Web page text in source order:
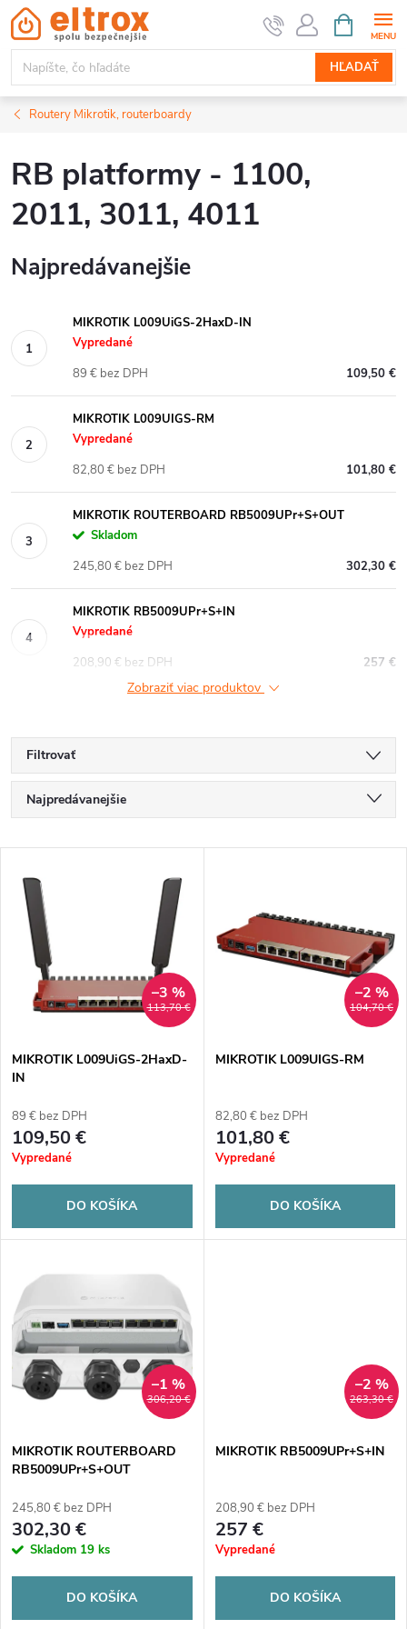
Prejsť
na
obsah
HĽADAŤ
KOŠÍK
Routery Mikrotik, routerboardy
RB platformy - 1100,
2011, 3011, 4011
Najpredávanejšie
MIKROTIK L009UiGS-2HaxD-IN
Vypredané
109,50 €
89 € bez DPH
MIKROTIK L009UIGS-RM
Vypredané
101,80 €
82,80 € bez DPH
MIKROTIK ROUTERBOARD RB5009UPr+S+OUT
Skladom
302,30 €
245,80 € bez DPH
MIKROTIK RB5009UPr+S+IN
Vypredané
257 €
208,90 € bez DPH
Zobraziť viac produktov
Filtrovať
R
a
d
e
e
p
r
d
u
k
t
o
v
Najpredávanejšie
Abecedne
V
ý
s
p
r
o
d
u
k
t
v
113,70 €
–3 %
MIKROTIK L009UiGS-2HaxD-
IN
89 € bez DPH
109,50 €
Vypredané
DO KOŠÍKA
104,70 €
–2 %
MIKROTIK L009UIGS-RM
82,80 € bez DPH
101,80 €
Vypredané
DO KOŠÍKA
306,20 €
–1 %
MIKROTIK ROUTERBOARD
RB5009UPr+S+OUT
245,80 € bez DPH
302,30 €
Skladom 19 ks
DO KOŠÍKA
263,30 €
–2 %
MIKROTIK RB5009UPr+S+IN
208,90 € bez DPH
257 €
Vypredané
DO KOŠÍKA